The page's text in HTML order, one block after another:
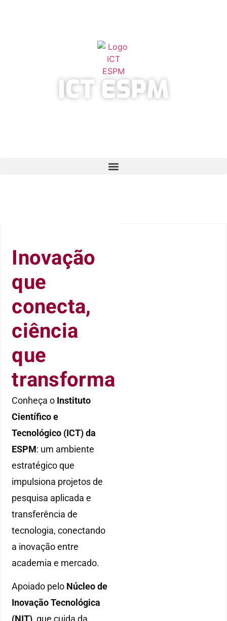
ICT ESPM
Inovação
que
conecta,
ciência
que
transforma
Conheça o Instituto
Científico e
Tecnológico (ICT) da
ESPM: um ambiente
estratégico que
impulsiona projetos de
pesquisa aplicada e
transferência de
tecnologia, conectando
a inovação entre
academia e mercado.
Apoiado pelo Núcleo de
Inovação Tecnológica